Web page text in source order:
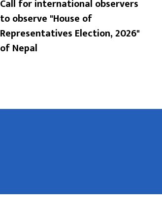
Call for international observers
to observe "House of
Representatives Election, 2026"
of Nepal